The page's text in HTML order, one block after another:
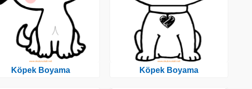
Köpek Boyama Köpek Boyama